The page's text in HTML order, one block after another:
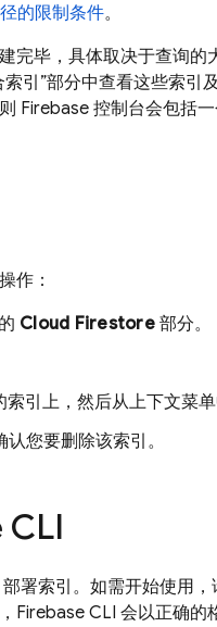
的限制条件。
完毕，具体取决于查询的
引”部分中查看这些索引
Firebase 控制台会包括
作：
的 Cloud Firestore部分。
引上，然后从上下文菜
认您要删除该索引。
CLI
部署索引。如需开始使用
Firebase CLI 会以正确